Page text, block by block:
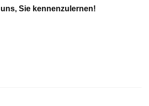
Sie kennenzulernen!